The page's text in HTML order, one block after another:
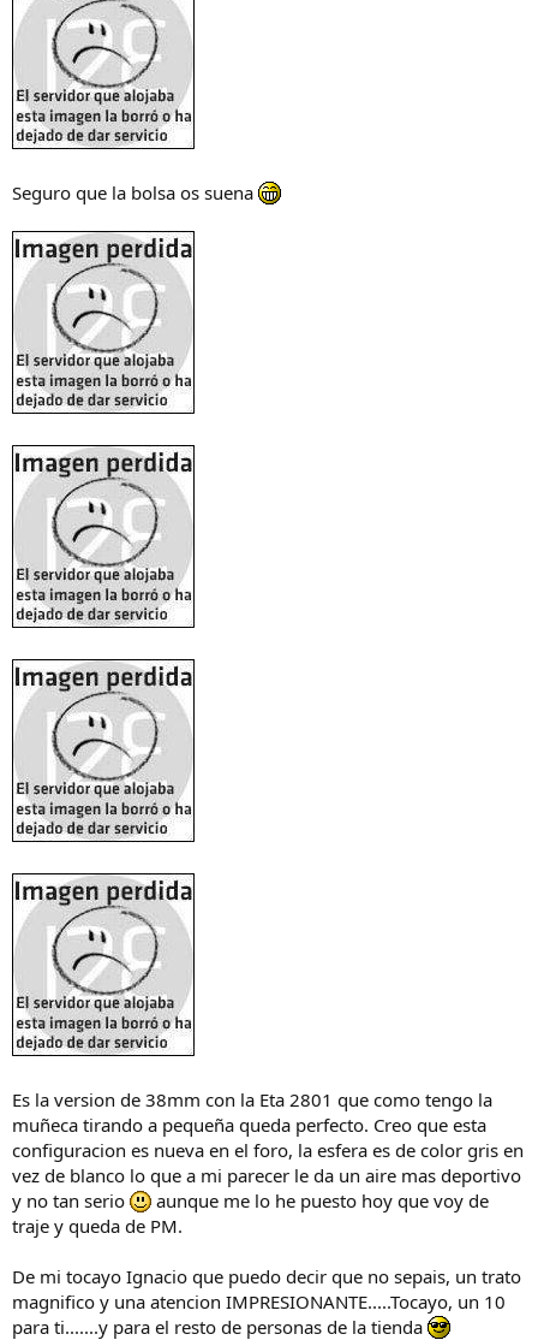
Seguro que la bolsa os suena
Es la version de 38mm con la Eta 2801 que como tengo la
muñeca tirando a pequeña queda perfecto. Creo que esta
configuracion es nueva en el foro, la esfera es de color gris en
vez de blanco lo que a mi parecer le da un aire mas deportivo
y no tan serio
aunque me lo he puesto hoy que voy de
traje y queda de PM.
De mi tocayo Ignacio que puedo decir que no sepais, un trato
magnifico y una atencion IMPRESIONANTE.....Tocayo, un 10
para ti.......y para el resto de personas de la tienda